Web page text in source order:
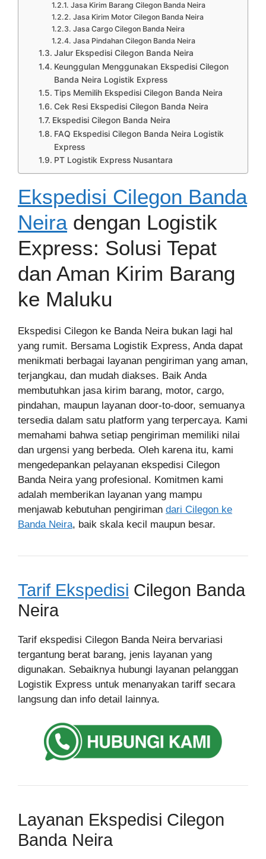
Jasa Kirim Barang Cilegon Banda Neira
Jasa Kirim Motor Cilegon Banda Neira
Jasa Cargo Cilegon Banda Neira
Jasa Pindahan Cilegon Banda Neira
Jalur Ekspedisi Cilegon Banda Neira
Keunggulan Menggunakan Ekspedisi Cilegon
Banda Neira Logistik Express
Tips Memilih Ekspedisi Cilegon Banda Neira
Cek Resi Ekspedisi Cilegon Banda Neira
Ekspedisi Cilegon Banda Neira
FAQ Ekspedisi Cilegon Banda Neira Logistik
Express
PT Logistik Express Nusantara
Ekspedisi Cilegon Banda
Neiradengan Logistik
Express: Solusi Tepat
dan Aman Kirim Barang
ke Maluku
Ekspedisi Cilegon ke Banda Neira bukan lagi hal
yang rumit. Bersama Logistik Express, Anda dapat
menikmati berbagai layanan pengiriman yang aman,
terjangkau, dan mudah diakses. Baik Anda
membutuhkan jasa kirim barang, motor, cargo,
pindahan, maupun layanan door-to-door, semuanya
tersedia dalam satu platform yang terpercaya. Kami
memahami bahwa setiap pengiriman memiliki nilai
dan urgensi yang berbeda. Oleh karena itu, kami
mengedepankan pelayanan ekspedisi Cilegon
Banda Neira yang profesional. Komitmen kami
adalah memberikan layanan yang mampu
menjawab kebutuhan pengiriman dari Cilegon ke
Banda Neira, baik skala kecil maupun besar.
Tarif Ekspedisi Cilegon Banda
Neira
Tarif ekspedisi Cilegon Banda Neira bervariasi
tergantung berat barang, jenis layanan yang
digunakan. Sebaiknya hubungi layanan pelanggan
Logistik Express untuk menanyakan tariff secara
langsung dan info detail lainnya.
Layanan Ekspedisi Cilegon
Banda Neira